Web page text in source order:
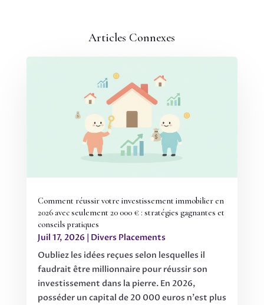
Articles Connexes
Comment réussir votre investissement immobilier en
2026 avec seulement 20 000 € : stratégies gagnantes et
conseils pratiques
Juil 17, 2026 | Divers Placements
Oubliez les idées reçues selon lesquelles il
faudrait être millionnaire pour réussir son
investissement dans la pierre. En 2026,
posséder un capital de 20 000 euros n'est plus